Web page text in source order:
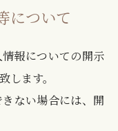
について
報についての開示
します。
ない場合には、開